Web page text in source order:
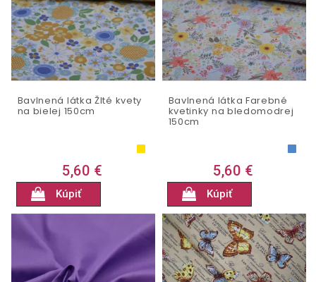
Bavlnená látka Žlté kvety
na bielej 150cm
5,60 €
Kúpiť
Bavlnená látka Farebné
kvetinky na bledomodrej
150cm
5,60 €
Kúpiť